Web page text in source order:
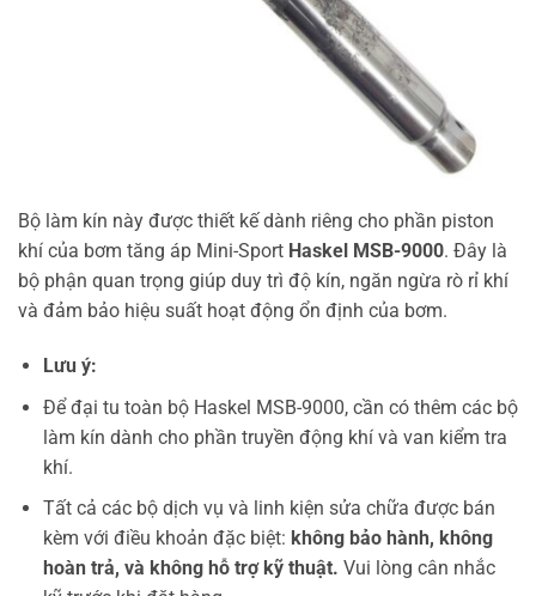
Bộ làm kín này được thiết kế dành riêng cho phần piston
khí của bơm tăng áp Mini-Sport Haskel MSB-9000. Đây là
bộ phận quan trọng giúp duy trì độ kín, ngăn ngừa rò rỉ khí
và đảm bảo hiệu suất hoạt động ổn định của bơm.
Lưu ý:
Để đại tu toàn bộ Haskel MSB-9000, cần có thêm các bộ
làm kín dành cho phần truyền động khí và van kiểm tra
khí.
Tất cả các bộ dịch vụ và linh kiện sửa chữa được bán
kèm với điều khoản đặc biệt: không bảo hành, không
hoàn trả, và không hỗ trợ kỹ thuật. Vui lòng cân nhắc